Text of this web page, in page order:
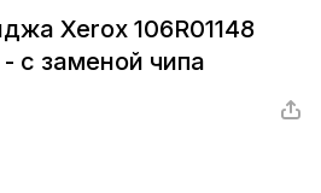
Xerox 106R01148
с заменой чипа